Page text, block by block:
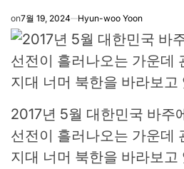
on7월 19, 2024 Hyun-woo Yoon
2017년 5월 대한민국 바주
선전이 흘러나오는 가운데
지대 너머 북한을 바라보고